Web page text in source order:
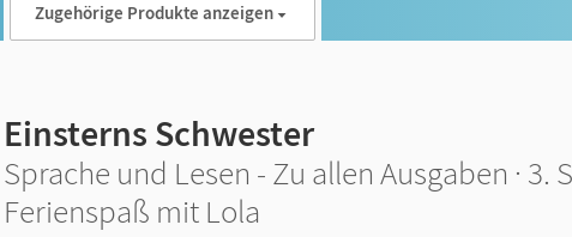
Zugehörige Produkte anzeigen
Einsterns Schwester
Sprache und Lesen - Zu allen Ausgaben · 3.
Ferienspaß mit Lola